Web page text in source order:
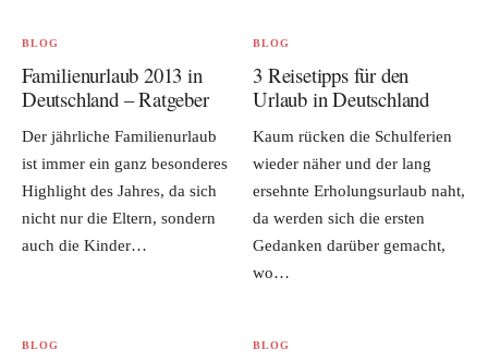
BLOG
Familienurlaub 2013 in
Deutschland – Ratgeber
Der jährliche Familienurlaub
ist immer ein ganz besonderes
Highlight des Jahres, da sich
nicht nur die Eltern, sondern
auch die Kinder…
BLOG
3 Reisetipps für den
Urlaub in Deutschland
Kaum rücken die Schulferien
wieder näher und der lang
ersehnte Erholungsurlaub naht,
da werden sich die ersten
Gedanken darüber gemacht,
wo…
BLOG BLOG